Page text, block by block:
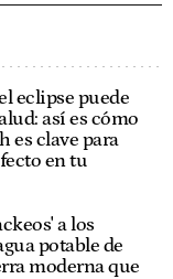
eclipse puede
así es cómo
es clave para
en tu
a los
potable de
moderna que